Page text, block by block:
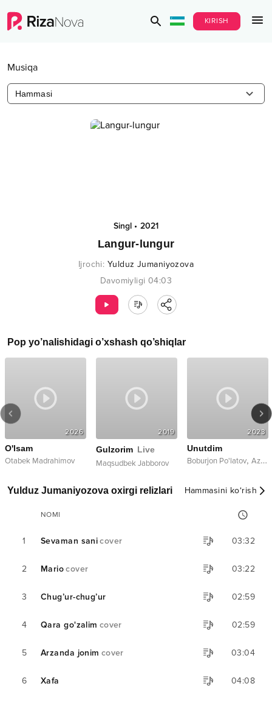
KIRISH
Musiqa
Hammasi
Singl • 2021
Langur-lungur
Ijrochi: Yulduz Jumaniyozova
Davomiyligi 04:03
Pop yo’nalishidagi o’xshash qo’shiqlar
2026
O'lsam
Otabek Madrahimov
2019
Gulzorim Live
Maqsudbek Jabborov
2023
Unutdim
Boburjon Po'latov, Azizbek Olimov
Yulduz Jumaniyozova oxirgi relizlari Hammasini ko‘rish
NOMI
1 Sevaman sanicover 03:32
2 Mariocover 03:22
3 Chug’ur-chug’ur 02:59
4 Qara go'zalim cover 02:59
5 Arzanda jonim cover 03:04
6 Xafa 04:08